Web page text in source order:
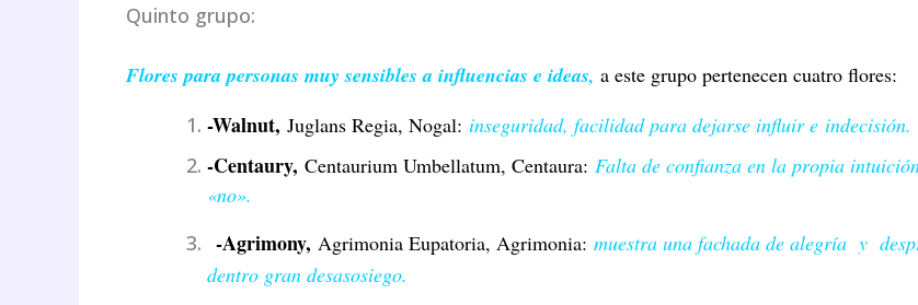
Quinto grupo:
Flores para personas muy sensibles a influencias e ideas, a este grupo pertenecen cuatro flores:
-Walnut, Juglans Regia, Nogal: inseguridad, facilidad para dejarse influir e indecisión.
-Centaury, Centaurium Umbellatum, Centaura: Falta de confianza en la propia
«no».
-Agrimony, Agrimonia Eupatoria, Agrimonia: muestra una fachada de alegría y
dentro gran desasosiego.